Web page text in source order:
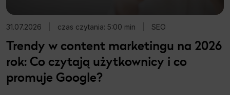
31.07.2026 czas czytania: 5:00 min SEO
Trendy w content marketingu na 2026
rok: Co czytają użytkownicy i co
promuje Google?